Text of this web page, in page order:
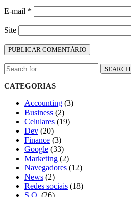
E-mail *
Site
SEARCH
CATEGORIAS
Accounting (3)
Business (2)
Celulares (19)
Dev (20)
Finance (3)
Google (33)
Marketing (2)
Navegadores (12)
News (2)
Redes sociais (18)
S.O. (26)